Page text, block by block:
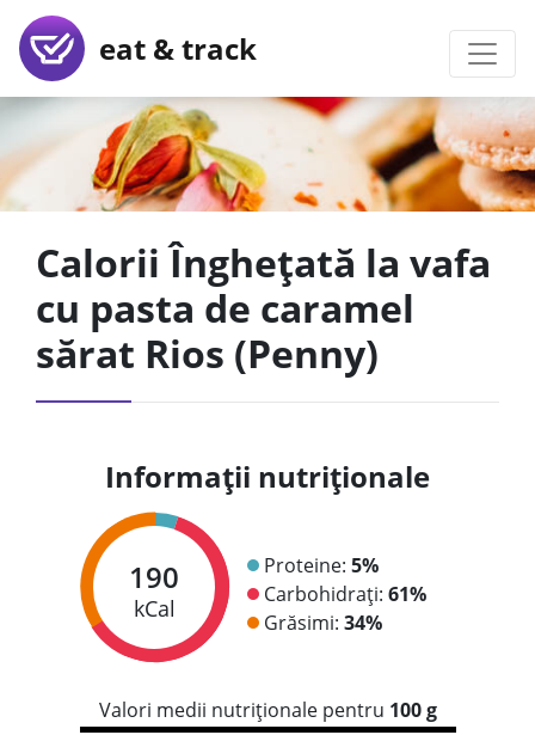
eat & track
Calorii Înghețată la vafa
cu pasta de caramel
sărat Rios (Penny)
Informații nutriționale
190
kCal
Proteine: 5%
Carbohidrați: 61%
Grăsimi: 34%
Valori medii nutriționale pentru 100 g